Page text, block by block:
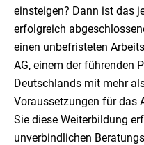
einsteigen? Dann ist das
erfolgreich
einen unbefristeten
AG, einem der führenden
Deutschlands mit mehr
Voraussetzungen für das
Sie diese Weiterbildung
unverbindlichen